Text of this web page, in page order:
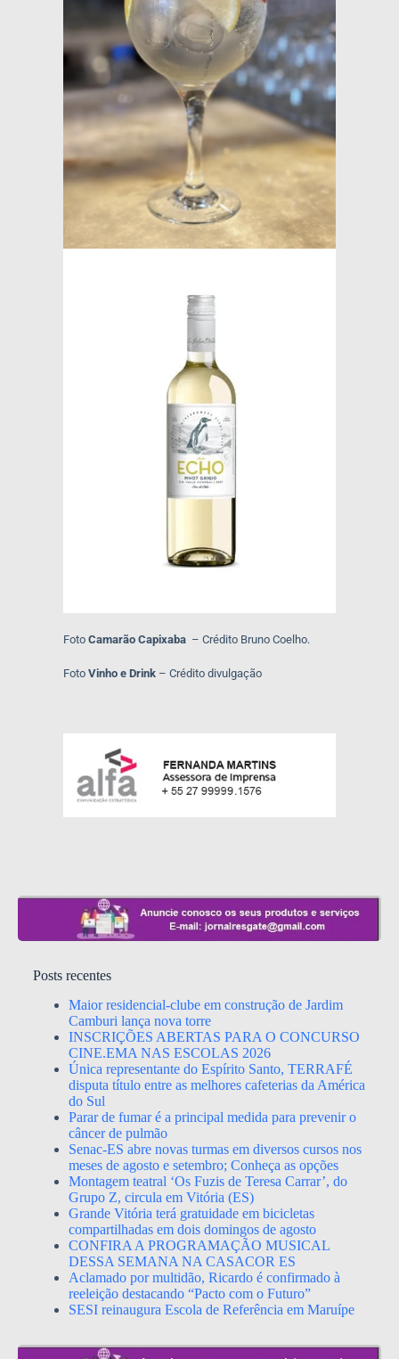
Foto Camarão Capixaba– Crédito Bruno Coelho.
Foto Vinho e Drink– Crédito divulgação
Posts recentes
Maior residencial-clube em construção de Jardim
Camburi lança nova torre
INSCRIÇÕES ABERTAS PARA O CONCURSO
CINE.EMA NAS ESCOLAS 2026
Única representante do Espírito Santo, TERRAFÉ
disputa título entre as melhores cafeterias da América
do Sul
Parar de fumar é a principal medida para prevenir o
câncer de pulmão
Senac-ES abre novas turmas em diversos cursos nos
meses de agosto e setembro; Conheça as opções
Montagem teatral ‘Os Fuzis de Teresa Carrar’, do
Grupo Z, circula em Vitória (ES)
Grande Vitória terá gratuidade em bicicletas
compartilhadas em dois domingos de agosto
CONFIRA A PROGRAMAÇÃO MUSICAL
DESSA SEMANA NA CASACOR ES
Aclamado por multidão, Ricardo é confirmado à
reeleição destacando “Pacto com o Futuro”
SESI reinaugura Escola de Referência em Maruípe